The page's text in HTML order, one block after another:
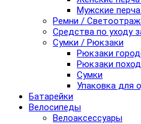
Мужские
Ремни /
Средства по уходу
Сумки / Рюкзаки
Рюкзаки
Рюкзаки
Сумки
Упаковка для
Батарейки
Велосипеды
Велоаксессуары